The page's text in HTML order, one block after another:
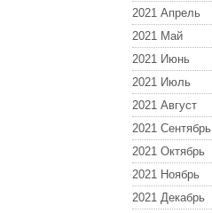
2021 Апрель
2021 Май
2021 Июнь
2021 Июль
2021 Август
2021 Сентябрь
2021 Октябрь
2021 Ноябрь
2021 Декабрь